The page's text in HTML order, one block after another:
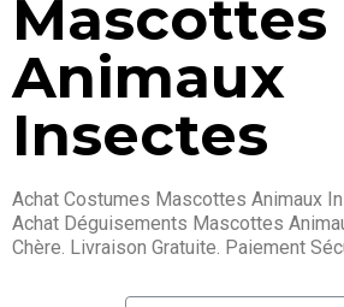
Mascottes
Animaux
Insectes
Achat Costumes Mascottes Animaux
Achat Déguisements Mascottes
Chère. Livraison Gratuite. Paiement